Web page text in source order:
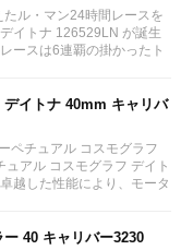
ル・マン24時間レースを
イトナ 126529LN が誕生
ースは6連覇の掛かったト
デイトナ 40mm キャリバ
ペチュアル コスモグラフ
アル コスモグラフ デイト
越した性能により、モータ
40 キャリバー3230